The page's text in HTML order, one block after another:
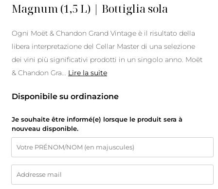
Magnum (1,5 L) | Bottiglia sola
Ogni Moët & Chandon Grand Vintage è il risultato della
libera interpretazione del Cellar Master di una selezione
dei vini più significativi prodotti in un singolo anno. Moët
& Chandon Gra
Lire la suite
Disponibile su ordinazione
Je souhaite être informé(e) lorsque le produit sera à
nouveau disponible.